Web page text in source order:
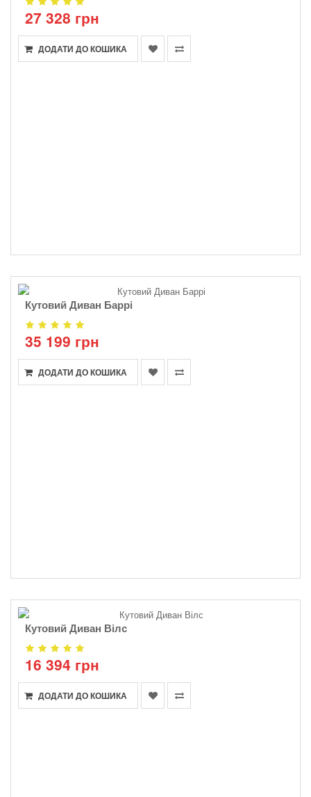
27 328 грн
ДОДАТИ ДО КОШИКА
Кутовий Диван Баррі
35 199 грн
ДОДАТИ ДО КОШИКА
Кутовий Диван Вілс
16 394 грн
ДОДАТИ ДО КОШИКА